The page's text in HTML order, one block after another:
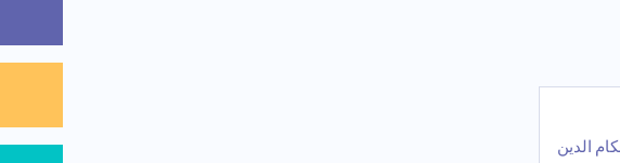
الدین